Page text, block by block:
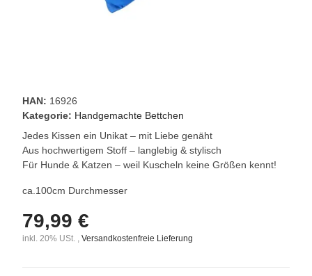
HAN: 16926
Kategorie: Handgemachte Bettchen
Jedes Kissen ein Unikat – mit Liebe genäht
Aus hochwertigem Stoff – langlebig & stylisch
Für Hunde & Katzen – weil Kuscheln keine Größen kennt!
ca.100cm Durchmesser
79,99 €
inkl. 20% USt. , Versandkostenfreie Lieferung